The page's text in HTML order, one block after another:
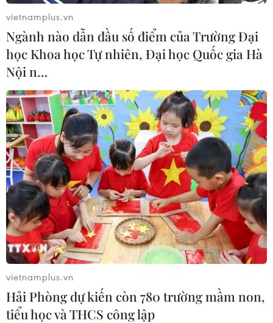
Xe khách liên tỉnh hoạt động ra sao sau
nới lỏng cách ly xã hội?
23/04/2020 10:26
Đối với hoạt động vận tải hành khách tuyến cố định nội
tỉnh, tùy theo điều kiện thực tế, các Sở Giao thông Vận
tải đề xuất tham mưu Ủy ban Nhân dân tỉnh, thành phố
quy định cụ thể.
vietnamplus.vn
Ngành nào dẫn đầu số điểm của Trường Đại
học Khoa học Tự nhiên, Đại học Quốc gia Hà
Nội n…
vietnamplus.vn
Hải Phòng dự kiến còn 780 trường mầm non,
tiểu học và THCS công lập